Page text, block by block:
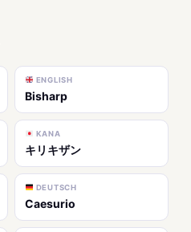
ENGLISH
Bisharp
KANA
キリキザン
DEUTSCH
Caesurio